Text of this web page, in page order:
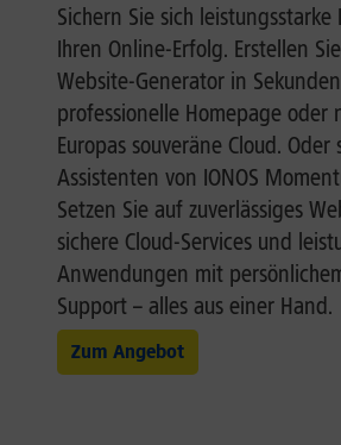
Sichern Sie sich
Ihren Online-Erfolg. Erstellen
Website-Generator in
professionelle Homepage oder
Europas souveräne Cloud. Oder
Assistenten von IONOS
Setzen Sie auf zuverlässiges
sichere Cloud-Services und
Anwendungen mit
Support – alles aus einer Hand.
Zum Angebot